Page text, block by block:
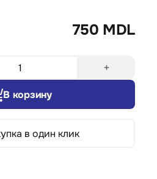
750 MDL
+
В корзину
в один клик